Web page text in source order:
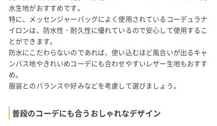
水生地がおすすめです。
特に、メッセンジャーバッグによく使用されているコーデュラナ
イロンは、防水性・耐久性に優れているので安心して使用するこ
とができます。
防水にこだわらないのであれば、使い込むほど風合いが出るキャ
ンバス地やきれいめコーデにも合わせやすいレザー生地もおすす
め。
服装とのバランスや好みなどを考慮して選びましょう。
普段のコーデにも合うおしゃれなデザイン